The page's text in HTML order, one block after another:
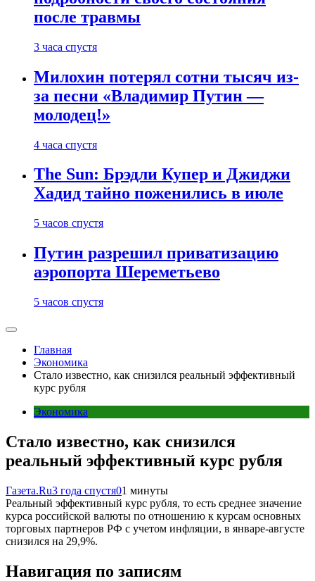
после травмы
3 часа спустя
Милохин потерял сотни тысяч из-
за песни «Владимир Путин —
молодец!»
4 часа спустя
The Sun: Брэдли Купер и Джиджи
Хадид тайно поженились в июле
5 часов спустя
Путин разрешил приватизацию
аэропорта Шереметьево
5 часов спустя
Главная
Экономика
Стало известно, как снизился реальный эффективный
курс рубля
Экономика
Стало известно, как снизился
реальный эффективный курс рубля
Газета.Ru3 года спустя01 минуты
Реальный эффективный курс рубля, то есть среднее значение
курса российской валюты по отношению к курсам основных
торговых партнеров РФ с учетом инфляции, в январе-августе
снизился на 29,9%.
Навигация по записям